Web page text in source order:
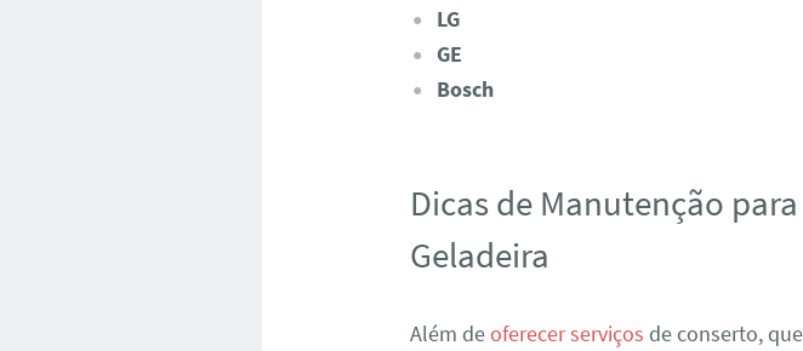
LG
GE
Bosch
Dicas de Manutenção
Geladeira
Além deoferecer serviços de conserto,